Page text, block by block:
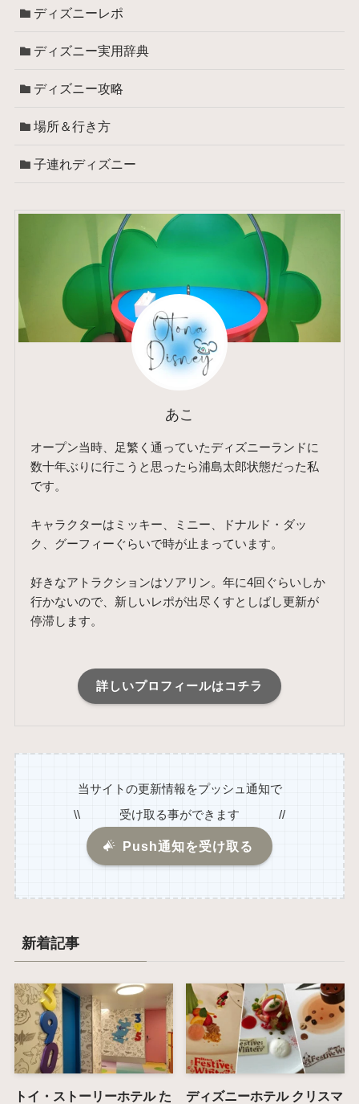
ディズニーレポ
ディズニー実用辞典
ディズニー攻略
場所＆行き方
子連れディズニー
あこ
オープン当時、足繁く通っていたディズニーランドに
数十年ぶりに行こうと思ったら浦島太郎状態だった私
です。
キャラクターはミッキー、ミニー、ドナルド・ダッ
ク、グーフィーぐらいで時が止まっています。
好きなアトラクションはソアリン。年に4回ぐらいしか
行かないので、新しいレポが出尽くすとしばし更新が
停滞します。
詳しいプロフィールはコチラ
当サイトの更新情報をプッシュ通知で
\\ 受け取る事ができます //
Push通知を受け取る
新着記事
トイ・ストーリーホテル た
ディズニーホテル クリスマ